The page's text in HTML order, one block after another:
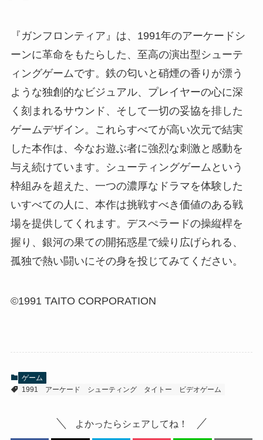
『ガンフロンティア』は、1991年のアーケードシ
ーンに革命をもたらした、至高の演出型シューテ
ィングゲームです。鉄の匂いと硝煙の香りが漂う
ような独創的なビジュアル、プレイヤーの心に深
く刻まれるサウンド、そして一切の妥協を排した
ゲームデザイン。これらすべてが高い次元で結実
した本作は、今なお遊ぶ者に強烈な刺激と感動を
与え続けています。シューティングゲームという
枠組みを超えた、一つの濃厚なドラマを体験した
いすべての人に、本作は挑戦すべき価値のある戦
場を提供してくれます。デスぺラードの操縦桿を
握り、銀河の果ての開拓惑星で繰り広げられる、
孤独で熱い闘いにその身を投じてみてください。
©1991 TAITO CORPORATION
ゲーム
1991
アーケード シューティング タイトー ビデオゲーム
よかったらシェアしてね！